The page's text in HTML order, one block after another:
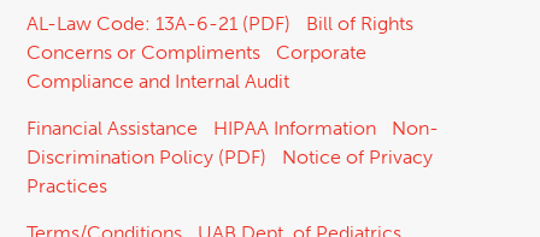
AL-Law Code: 13A-6-21 (PDF)
Bill of Rights
Concerns or Compliments
Corporate
Compliance and Internal Audit
Financial Assistance HIPAA Information
Non-
Discrimination Policy (PDF)
Notice of Privacy
Practices